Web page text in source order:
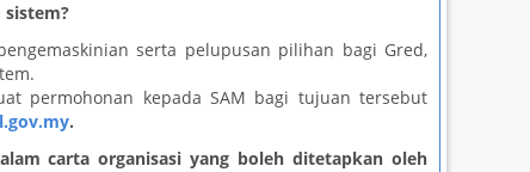
serta pelupusan pilihan bagi Gred,
permohonan kepada SAM bagi tujuan tersebut
.
carta organisasi yang boleh ditetapkan oleh